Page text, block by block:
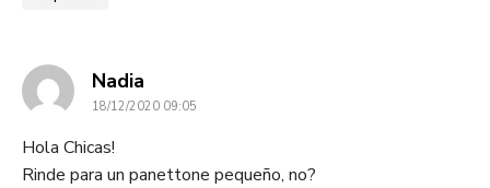
Nadia
18/12/2020 09:05
Hola Chicas!
Rinde para un panettone pequeño, no?